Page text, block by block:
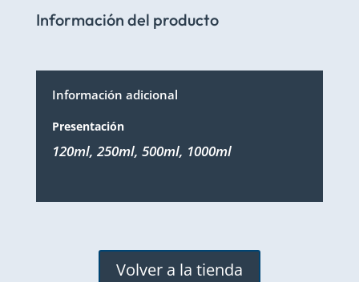
Información del producto
Información adicional
Presentación
120ml, 250ml, 500ml, 1000ml
Volver a la tienda